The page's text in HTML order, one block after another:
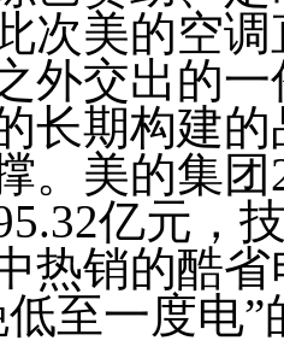
次美的空
外交出的
长期构建
。美的集
亿元，
热销的酷
至一度电